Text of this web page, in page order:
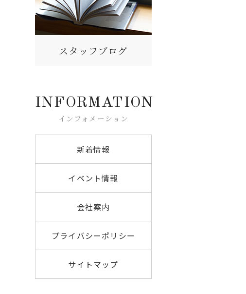
スタッフブログ
INFORMATION
インフォメーション
新着情報
イベント情報
会社案内
プライバシーポリシー
サイトマップ